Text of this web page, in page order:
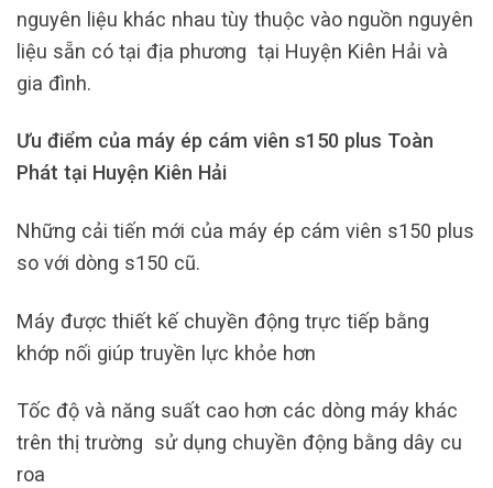
nguyên liệu khác nhau tùy thuộc vào nguồn nguyên
liệu sẵn có tại địa phương tại Huyện Kiên Hải và
gia đình.
Ưu điểm của máy ép cám viên s150 plus Toàn
Phát tại Huyện Kiên Hải
Những cải tiến mới của máy ép cám viên s150 plus
so với dòng s150 cũ.
Máy được thiết kế chuyền động trực tiếp bằng
khớp nối giúp truyền lực khỏe hơn
Tốc độ và năng suất cao hơn các dòng máy khác
trên thị trường sử dụng chuyền động bằng dây cu
roa